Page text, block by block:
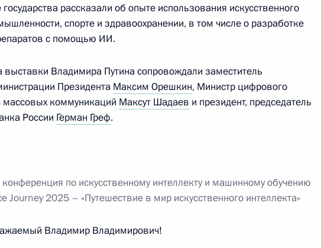
в проектное положение корпуса реактора
«Эль-Дабаа»
вторник
иностранных дел Индии Субраманиамом
рассказали об опыте использования искусственного
спорте и здравоохранении, в том числе о разработке
с помощью ИИ.
Владимира Путина сопровождали заместитель
Президента Максим Орешкин, Министр цифрового
массовых коммуникаций Максут Шадаев и президент, председатель
России Герман Греф.
по искусственному интеллекту и машинному обучению
Journey 2025 – «Путешествие в мир искусственного интеллекта»
Владимир Владимирович!